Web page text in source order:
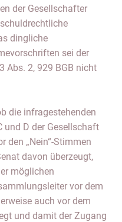
der Gesellschafter
dingliche
sei der
Abs. 2, 929 BGB nicht
die infragestehenden
und D der Gesellschaft
den „Nein“-Stimmen
davon überzeugt,
möglichen
vor dem
auch vor dem
und damit der Zugang